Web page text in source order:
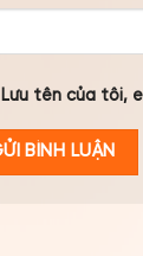
Lưu tên của tôi,